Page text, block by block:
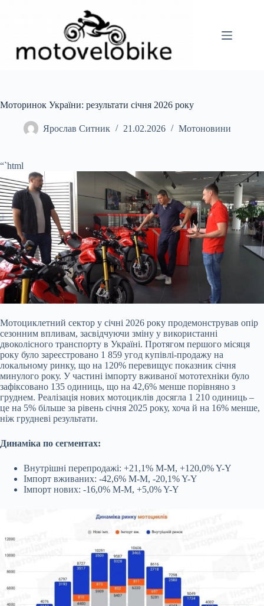
Моторинок України: результати січня 2026 року
Ярослав Ситник 21.02.2026 Мотоновини
“`html
Мотоциклетний сектор у січні 2026 року продемонстрував опір
сезонним впливам, засвідчуючи зміну у використанні
двоколісного транспорту в Україні. Протягом першого місяця
року було зареєстровано 1 859 угод купівлі-продажу на
локальному ринку, що на 120% перевищує показник січня
минулого року. У частині імпорту вживаної мототехніки було
зафіксовано 135 одиниць, що на 42,6% менше порівняно з
груднем. Реалізація нових мотоциклів досягла 1 210 одиниць –
це на 5% більше за рівень січня 2025 року, хоча й на 16% менше,
ніж грудневі результати.
Динаміка по сегментах:
Внутрішні перепродажі: +21,1% M-M, +120,0% Y-Y
Імпорт вживаних: -42,6% M-M, -20,1% Y-Y
Імпорт нових: -16,0% M-M, +5,0% Y-Y